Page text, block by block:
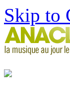
Skip to